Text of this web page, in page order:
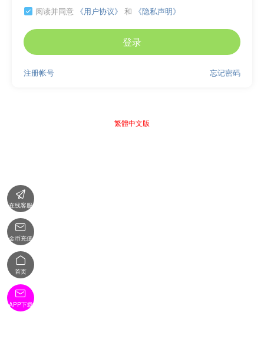
 阅读并同意 《用户协议》 和 《隐私声明》
登录
忘记密码
注册帐号
繁體中文版

在线客服

金币充值

首页

APP下载